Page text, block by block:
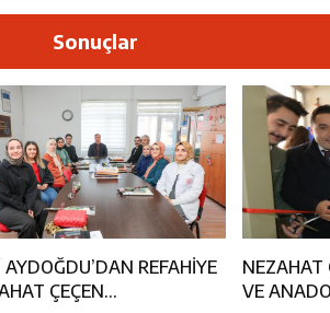
1. Etap TOKİ Konutlarında İstişare
Operasyonu: 104 Şüpheli Yakalandı
Erzincan Ticaret Ve Sanayi Odası’nı
Tarım Teknolojileriyle Tanışıyor
Sonuçlar
REFAHİYE
ÇEÇEN
NEZAHAT
VE